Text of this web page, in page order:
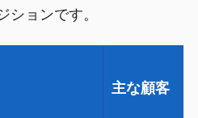
ションです。
主な顧客